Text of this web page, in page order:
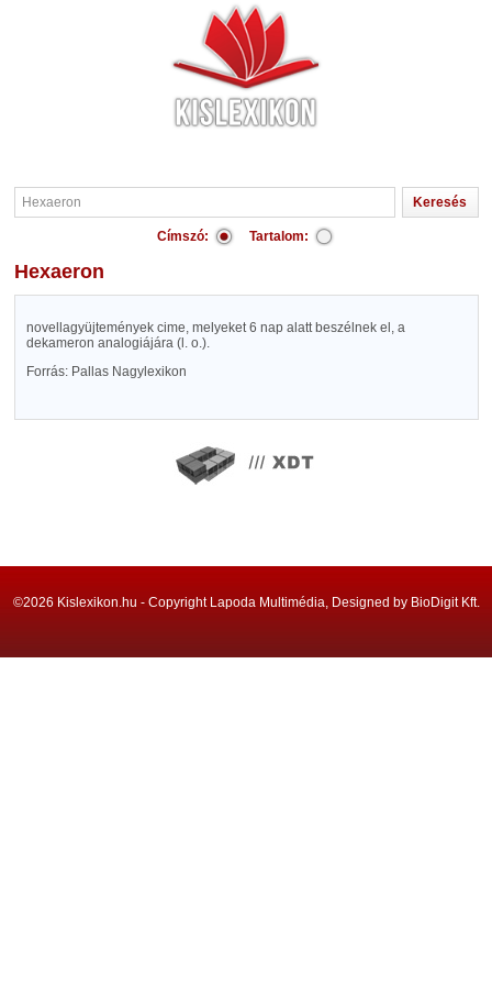
Címszó: Tartalom:
Hexaeron
novellagyüjtemények cime, melyeket 6 nap alatt beszélnek el, a
dekameron analogiájára (l. o.).
Forrás: Pallas Nagylexikon
©2026 Kislexikon.hu - Copyright Lapoda Multimédia, Designed by BioDigit Kft.